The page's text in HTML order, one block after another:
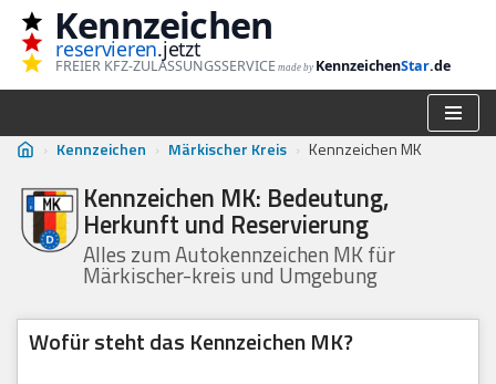
Zum
Inhalt
Kennzeichen
reservieren.jetzt
FREIER KFZ-ZULASSUNGSSERVICE made by KennzeichenStar.de
› Kennzeichen › Märkischer Kreis › Kennzeichen MK
Kennzeichen MK: Bedeutung,
Herkunft und Reservierung
Alles zum Autokennzeichen MK für
Märkischer-kreis und Umgebung
Wofür steht das Kennzeichen MK?